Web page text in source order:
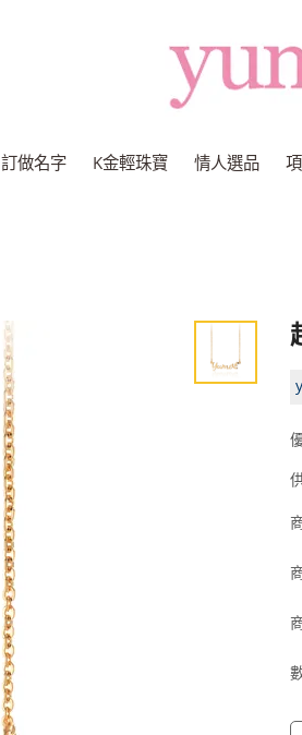
Yume
Jewelry
訂做名字 K金輕珠寶 情人選品